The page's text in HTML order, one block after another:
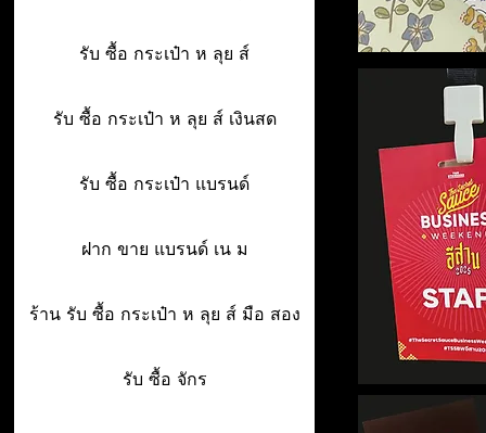
รับ ซื้อ กระเป๋า ห ลุย ส์
รับ ซื้อ กระเป๋า ห ลุย ส์ เงินสด
รับ ซื้อ กระเป๋า แบรนด์
ฝาก ขาย แบรนด์ เน ม
ร้าน รับ ซื้อ กระเป๋า ห ลุย ส์ มือ สอง
รับ ซื้อ จักร